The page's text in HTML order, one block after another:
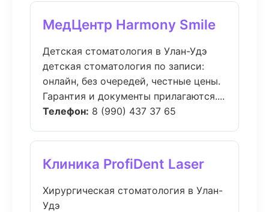
МедЦентр Harmony Smile
Детская стоматология в Улан-Удэ
детская стоматология по записи:
онлайн, без очередей, честные цены.
Гарантия и документы прилагаются....
Телефон: 8 (990) 437 37 65
Клиника ProfiDent Laser
Хирургическая стоматология в Улан-
Удэ